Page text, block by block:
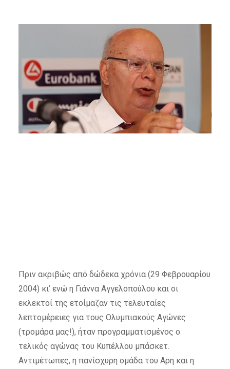
Πριν ακριβώς από δώδεκα χρόνια (29 Φεβρουαρίου
2004) κι’ ενώ η Γιάννα Αγγελοπούλου και οι
εκλεκτοί της ετοίμαζαν τις τελευταίες
λεπτομέρειες για τους Ολυμπιακούς Αγώνες
(τρομάρα μας!), ήταν προγραμματισμένος ο
τελικός αγώνας του Κυπέλλου μπάσκετ.
Αντιμέτωπες, η πανίσχυρη ομάδα του Αρη και η